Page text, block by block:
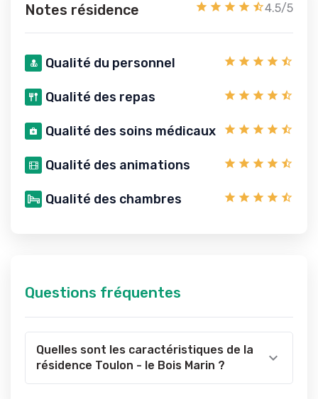
Notes résidence 4.5/5
Qualité du personnel
Qualité des repas
Qualité des soins médicaux
Qualité des animations
Qualité des chambres
Questions fréquentes
Quelles sont les caractéristiques de la
résidence Toulon - le Bois Marin ?